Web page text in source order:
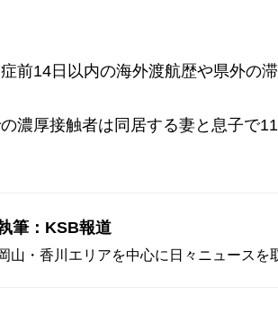
前14日以内の海外渡航歴や県外の滞
濃厚接触者は同居する妻と息子で
筆：KSB報道
山・香川エリアを中心に日々ニュースを